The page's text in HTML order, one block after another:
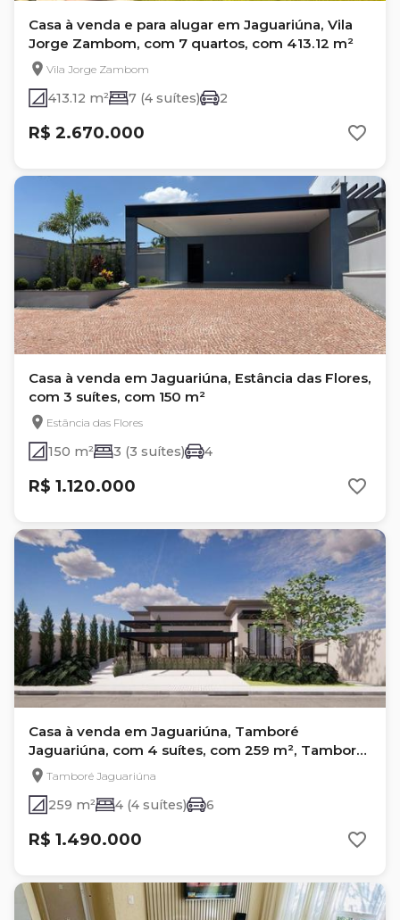
Casa à venda e para alugar em Jaguariúna, Vila
Jorge Zambom, com 7 quartos, com 413.12 m²
Vila Jorge Zambom
413.12 m² 7 (4 suítes) 2
R$ 2.670.000
Casa à venda em Jaguariúna, Estância das Flores,
com 3 suítes, com 150 m²
Estância das Flores
150 m² 3 (3 suítes) 4
R$ 1.120.000
Casa à venda em Jaguariúna, Tamboré
Jaguariúna, com 4 suítes, com 259 m², Tamboré
Jaguariúna
Tamboré Jaguariúna
259 m² 4 (4 suítes) 6
R$ 1.490.000